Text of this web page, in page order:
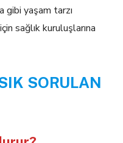
yaşam tarzı
sağlık kuruluşlarına
SORULAN